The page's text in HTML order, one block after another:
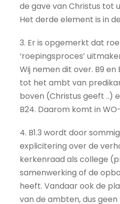
de gave van Christus tot
Het derde element is in
3. Er is opgemerkt dat
‘roepingsproces’
Wij nemen dit over. B9
tot het ambt van
boven (Christus geeft ..)
B24. Daarom komt in
4. B1.3 wordt door
explicitering over de
kerkenraad als college
samenwerking of de
heeft. Vandaar ook de
van de ambten, dus